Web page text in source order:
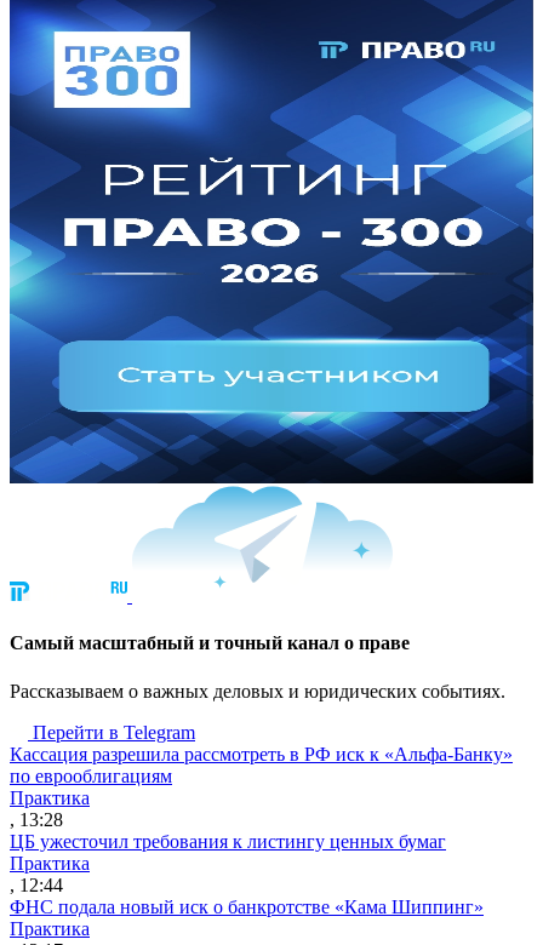
Cамый масштабный и точный канал о праве
Рассказываем о важных деловых и юридических событиях.
Перейти в Telegram
Кассация разрешила рассмотреть в РФ иск к «Альфа-Банку»
по еврооблигациям
Практика
, 13:28
ЦБ ужесточил требования к листингу ценных бумаг
Практика
, 12:44
ФНС подала новый иск о банкротстве «Кама Шиппинг»
Практика